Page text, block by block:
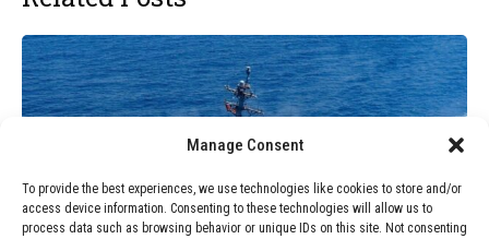
Manage Consent
To provide the best experiences, we use technologies like cookies to store and/or
access device information. Consenting to these technologies will allow us to
process data such as browsing behavior or unique IDs on this site. Not consenting